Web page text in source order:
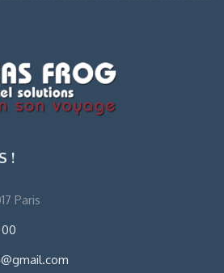
!
Paris